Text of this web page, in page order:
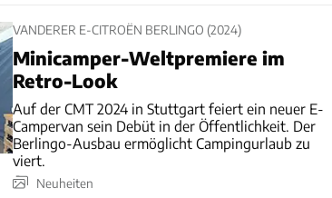
VANDERER E-CITROËN BERLINGO (2024)
Minicamper-Weltpremiere im
Retro-Look
Auf der CMT 2024 in Stuttgart feiert ein neuer E-
Campervan sein Debüt in der Öffentlichkeit. Der
Berlingo-Ausbau ermöglicht Campingurlaub zu
viert.
Neuheiten